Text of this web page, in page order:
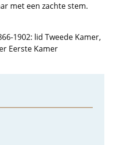
met een zachte stem.
1902: lid Tweede Kamer,
Eerste Kamer